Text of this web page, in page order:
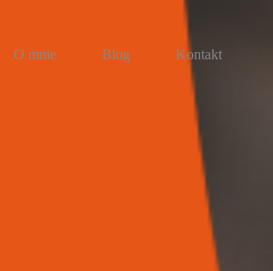
O mnie Blog Kontakt